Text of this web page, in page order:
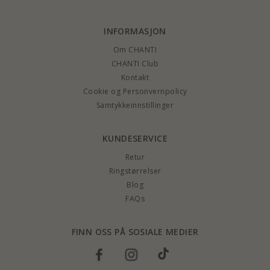
INFORMASJON
Om CHANTI
CHANTI Club
Kontakt
Cookie og Personvernpolicy
Samtykkeinnstillinger
KUNDESERVICE
Retur
Ringstørrelser
Blog
FAQs
FINN OSS PÅ SOSIALE MEDIER